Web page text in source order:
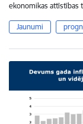
ekonomikas attīstības
Jaunumi